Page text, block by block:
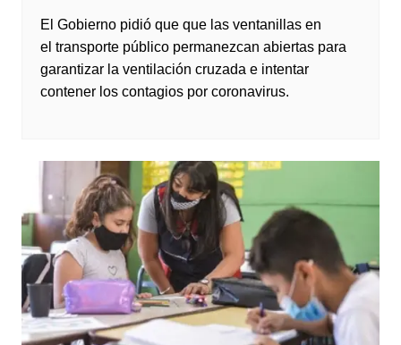
El Gobierno pidió que que las ventanillas en
el transporte público permanezcan abiertas para
garantizar la ventilación cruzada e intentar
contener los contagios por coronavirus.